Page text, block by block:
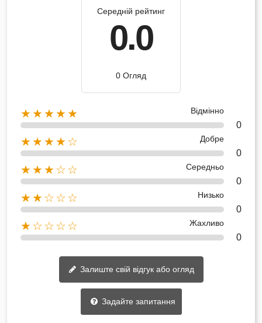
Середній рейтинг
0.0
0 Огляд
★★★★★ Відмінно
0
★★★★☆ Добре
0
★★★☆☆ Середньо
0
★★☆☆☆ Низько
0
★☆☆☆☆ Жахливо
0
Залиште свій відгук або огляд
Задайте запитання